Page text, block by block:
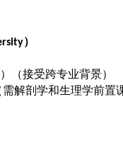
）
）（接受跨专业背景）
需解剖学和生理学前置